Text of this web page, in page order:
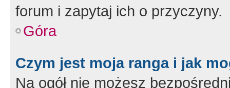
forum i zapytaj ich o przyczyny.
Góra
Czym jest moja ranga i jak
Na ogół nie możesz